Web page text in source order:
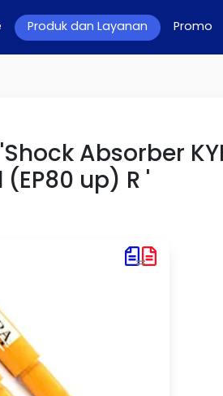
(current)
Produk dan Layanan Promo
Absorber
up) R '